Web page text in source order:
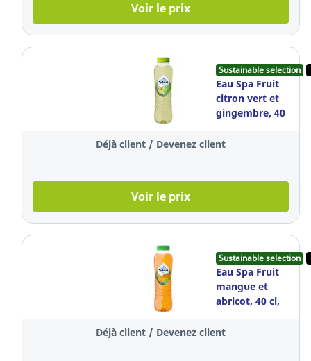
Voir le prix
Sustainable selection
Eau Spa Fruit
citron vert et
gingembre, 40
6 bouteilles
Déjà client / Devenez client
Voir le prix
Sustainable selection
Eau Spa Fruit
mangue et
abricot, 40 cl,
bouteilles
Déjà client / Devenez client